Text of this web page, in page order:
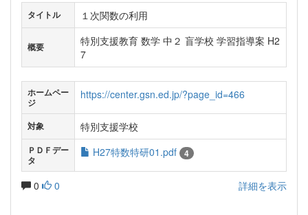
タイトル １次関数の利用
概要
特別支援教育 数学 中２ 盲学校 学習指導案 H2
7
ホームペー
ジ
https://center.gsn.ed.jp/?page_id=466
対象 特別支援学校
ＰＤＦデー
タ
H27特数特研01.pdf 4
0 0 詳細を表示